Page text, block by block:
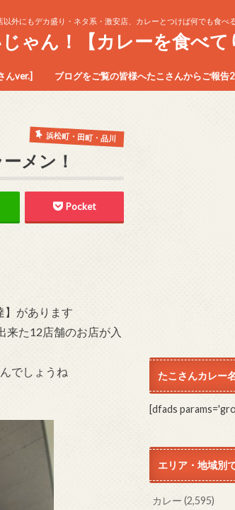
外にもデカ盛り・ネタ系・激安店、カレーとつけば何でも食べ
ん！【カレーを食べて
んver.] ブログをご覧の皆様へたこさんからご報
浜松町・田町・品川
メン！
Pocket
】があります
来た12店舗のお店が入
でしょうね
たこさんカレー
[dfads
エリア・地域別
カレー(2,595)